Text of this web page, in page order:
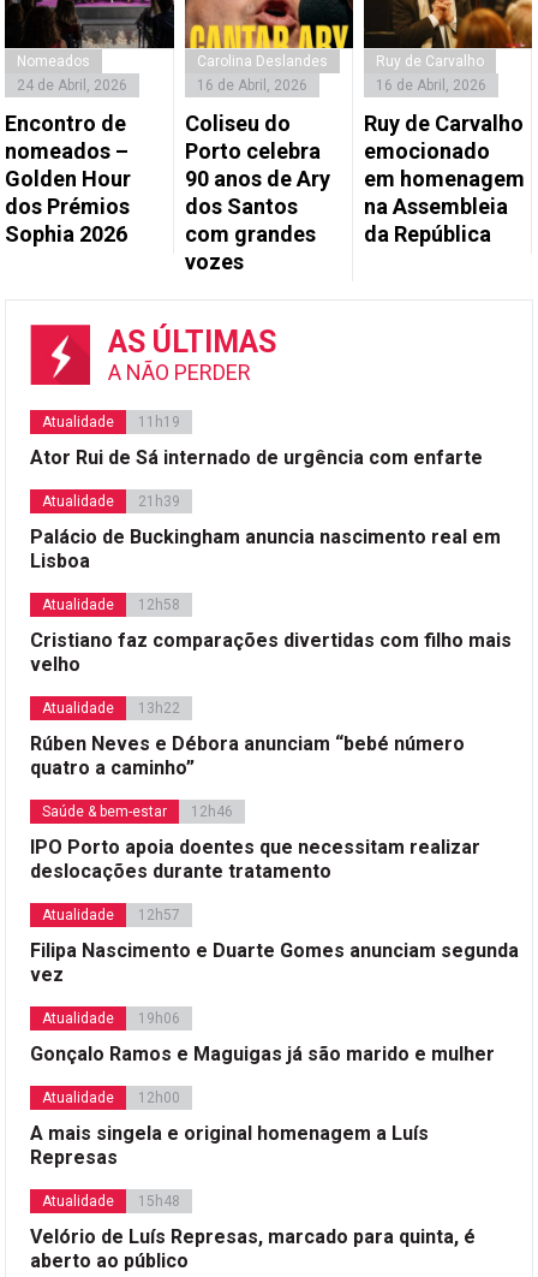
Nomeados
24 de Abril, 2026
Encontro de
nomeados –
Golden Hour
dos Prémios
Sophia 2026
Carolina Deslandes
16 de Abril, 2026
Coliseu do
Porto celebra
90 anos de Ary
dos Santos
com grandes
vozes
Ruy de Carvalho
16 de Abril, 2026
Ruy de Carvalho
emocionado
em homenagem
na Assembleia
da República
AS ÚLTIMAS
A NÃO PERDER
Atualidade 11h19
Ator Rui de Sá internado de urgência com enfarte
Atualidade 21h39
Palácio de Buckingham anuncia nascimento real em
Lisboa
Atualidade 12h58
Cristiano faz comparações divertidas com filho mais
velho
Atualidade 13h22
Rúben Neves e Débora anunciam “bebé número
quatro a caminho”
Saúde & bem-estar 12h46
IPO Porto apoia doentes que necessitam realizar
deslocações durante tratamento
Atualidade 12h57
Filipa Nascimento e Duarte Gomes anunciam segunda
vez
Atualidade 19h06
Gonçalo Ramos e Maguigas já são marido e mulher
Atualidade 12h00
A mais singela e original homenagem a Luís
Represas
Atualidade 15h48
Velório de Luís Represas, marcado para quinta, é
aberto ao público